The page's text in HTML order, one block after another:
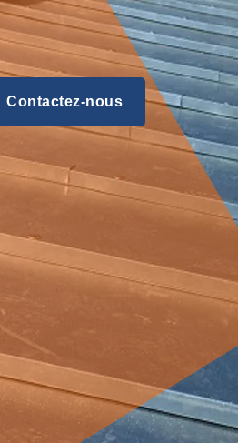
Contactez-nous